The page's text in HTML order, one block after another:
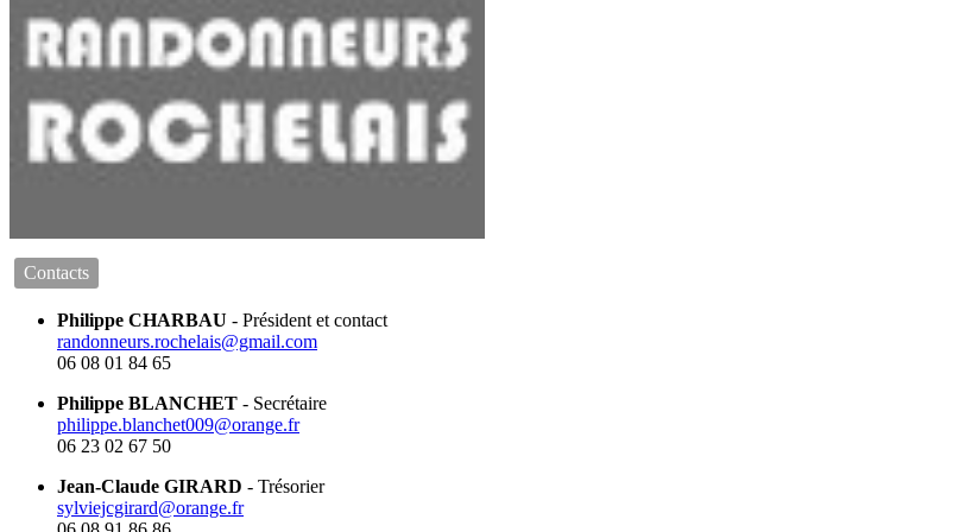
Contacts
Philippe CHARBAU - Président et contact
randonneurs.rochelais@gmail.com
06 08 01 84 65
Philippe BLANCHET - Secrétaire
philippe.blanchet009@orange.fr
06 23 02 67 50
Jean-Claude GIRARD - Trésorier
sylviejcgirard@orange.fr